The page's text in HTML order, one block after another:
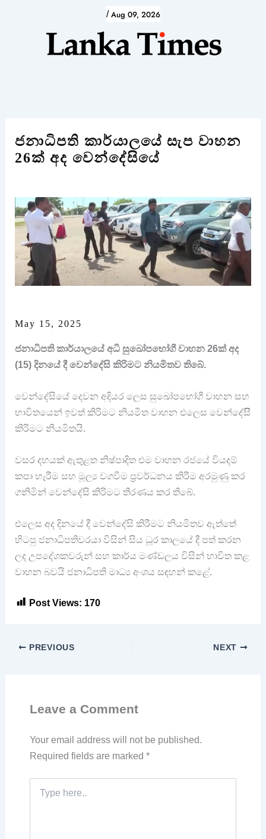
/ Aug 09, 2026
ජනාධිපති කාර්යාලයේ සැප වාහන
26ක් අද වෙන්දේසියේ
May 15, 2025
ජනාධිපති කාර්යාලයේ අධි සුඛෝපභෝගී වාහන 26ක් අද
(15) දිනයේ දී වෙන්දේසි කිරිමට නියමිතව තිබේ.
වෙන්දේසියේ දෙවන අදියර ලෙස සුඛෝපභෝගී වාහන සහ
භාවිතයෙන් ඉවත් කිරිමට නියමිත වාහන එලෙස වෙන්දේසිි
කිරිමට නියමිතයි.
වසර දහයක් ඇතුළත නිෂ්පාදිත එම වාහන රජයේ වියදම්
කපා හැරීම සහ මූල්‍ය වගවීම ප්‍රවර්ධනය කිරීම අරමුණු කර
ගනිමින් වෙන්දේසි කිරිමට තීරණය කර තිබේ.
එලෙස අද දිනයේ දී වෙන්දේසි කිරීමට නියමිතව ඇත්තේ
හිටපු ජනාධිපතිවරයා විසින් සිය ධූර කාලයේ දී පත් කරන
ලද උපදේශකවරුන් සහ කාර්ය මණ්ඩලය විසින් භාවිත කළ
වාහන බවයි ජනාධිපති මාධ්‍ය අංශය සඳහන් කළේ.
Post Views: 170
PREVIOUS NEXT
Leave a Comment
Your email address will not be published.
Required fields are marked *
here..